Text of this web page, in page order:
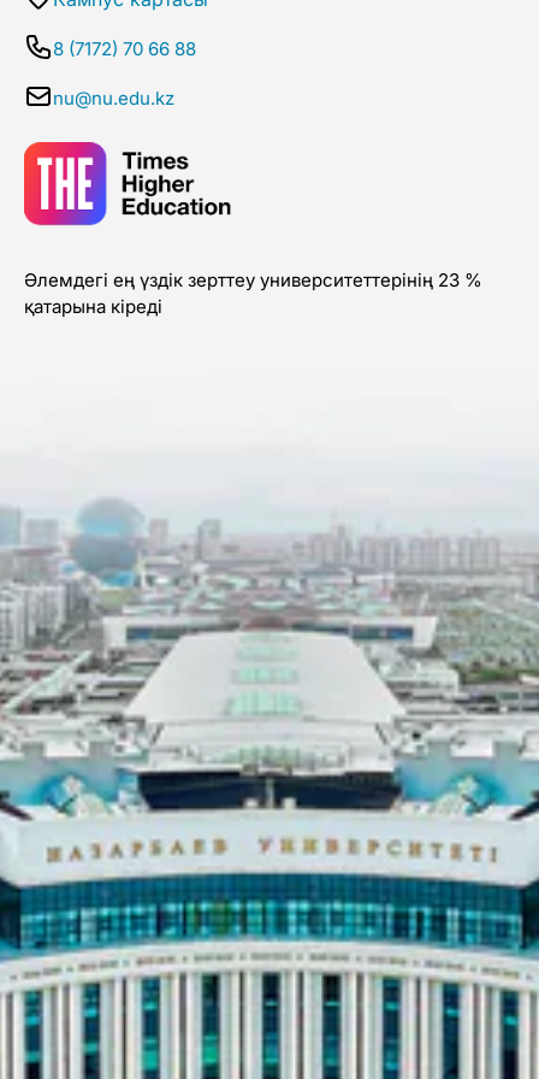
8 (7172) 70 66 88
nu@nu.edu.kz
Әлемдегі ең үздік зерттеу университеттерінің 23 %
қатарына кіреді